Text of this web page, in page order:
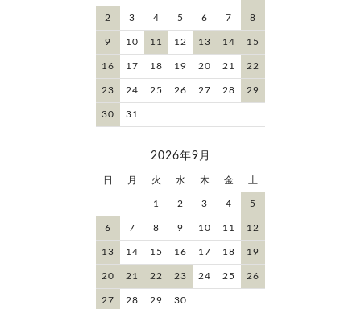
2 3 4 5 6 7 8
9 10 11 12 13 14 15
16 17 18 19 20 21 22
23 24 25 26 27 28 29
30 31
2026年9月
日 月 火 水 木 金 土
1 2 3 4 5
6 7 8 9 10 11 12
13 14 15 16 17 18 19
20 21 22 23 24 25 26
27 28 29 30